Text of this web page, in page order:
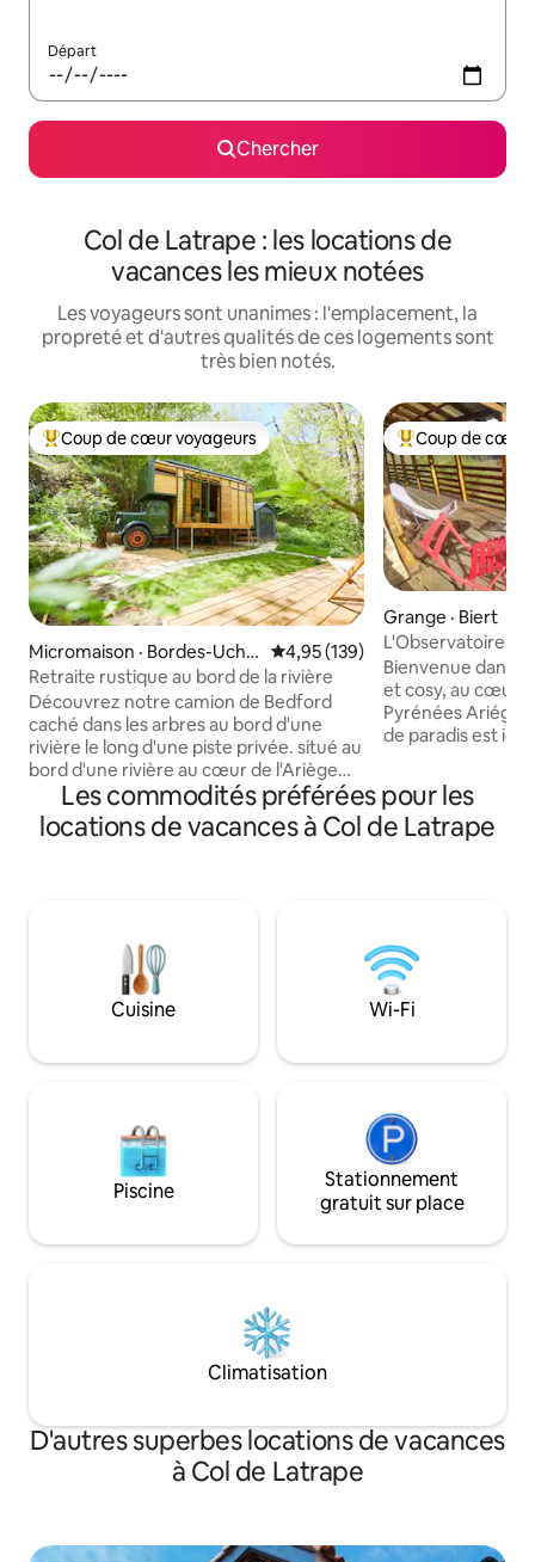
Départ
Chercher
Col de Latrape : les locations de
vacances les mieux notées
Les voyageurs sont unanimes : l'emplacement, la
propreté et d'autres qualités de ces logements sont
très bien notés.
Coup de cœur voyageurs parmi les plus aimés
Coup de cœur voyageurs
Micromaison · Bordes-Uche
ntein
Note moyenne de 4,95 sur 5,
4,95 (139)
Retraite rustique au bord de la rivière
Découvrez notre camion de Bedford
caché dans les arbres au bord d'une
rivière le long d'une piste privée. situé au
bord d'une rivière au cœur de l'Ariège
dans les Pyrénées françaises, un trésor
de beauté naturelle, d'histoire
médiévale et de charme rural
pittoresque au bord de la rivière. Ce
séjour unique offre un mélange de
charme vintage et de confort moderne.
Coup de cœur
Coup de cœur
Grange · Biert
L'Observatoire
Ariégoises
Bienvenue dans
et cosy, au cœur
Pyrénées
de paradis est
Départs de
les magnifiques
environnants. A
votre séjour.
10min.
Les commodités préférées pour les
locations de vacances à Col de Latrape
Cuisine Wi-Fi
Piscine
Stationnement
gratuit sur place
Climatisation
D'autres superbes locations de vacances
à Col de Latrape